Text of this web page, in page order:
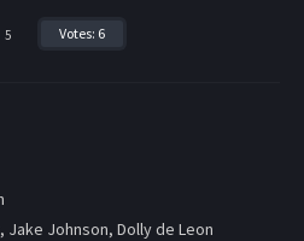
5 Votes: 6
Jake Johnson, Dolly de Leon